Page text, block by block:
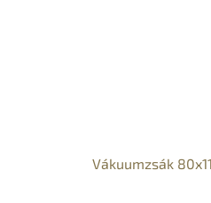
Vákuumzsák